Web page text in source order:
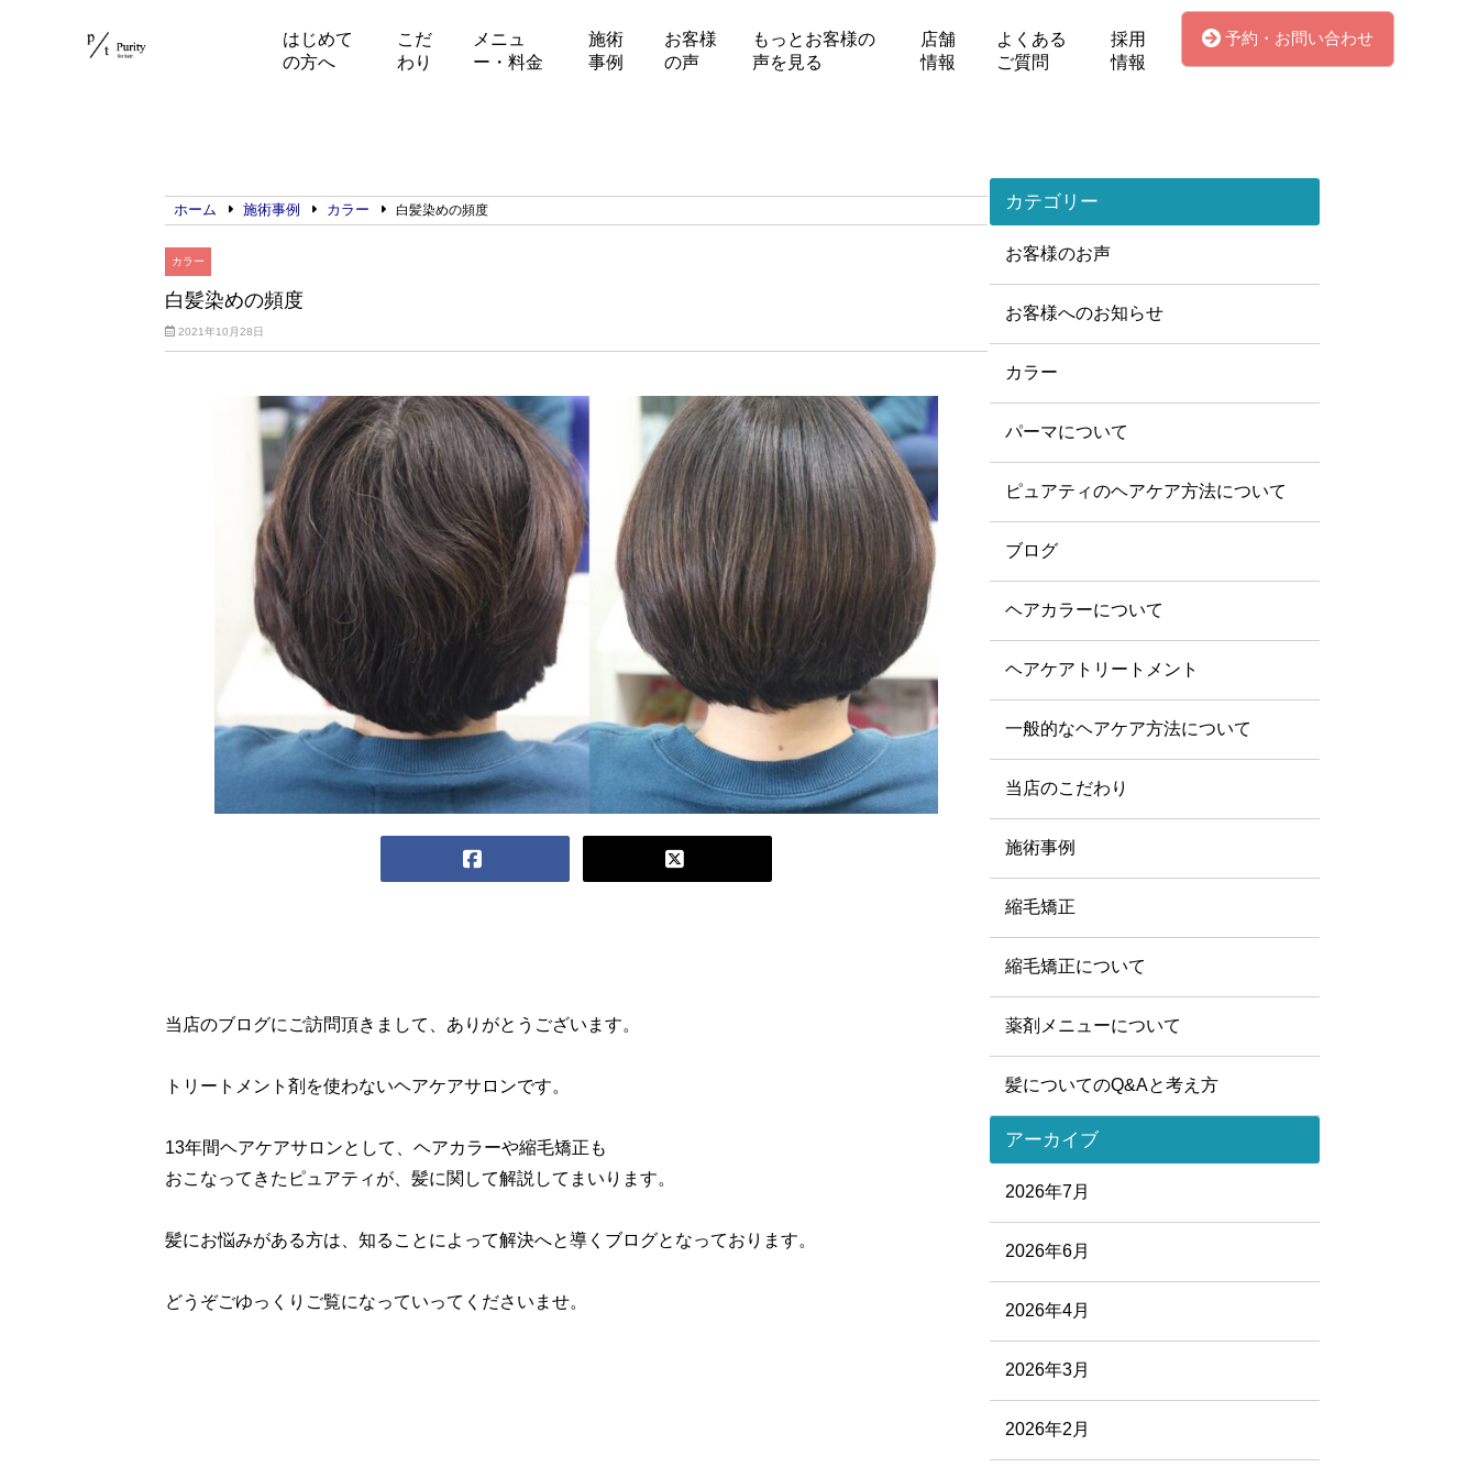
はじめて
の方へ
こだ
わり
メニュ
ー・料金
施術
事例
お客様
の声
もっとお客様の
声を見る
店舗
情報
よくある
ご質問
採用
情報
予約・お問い合わせ
ホーム 施術事例 カラー 白髪染めの頻度
カラー
白髪染めの頻度
2021年10月28日
当店のブログにご訪問頂きまして、ありがとうございます。
トリートメント剤を使わないヘアケアサロンです。
13年間ヘアケアサロンとして、ヘアカラーや縮毛矯正も
おこなってきたピュアティが、髪に関して解説してまいります。
髪にお悩みがある方は、知ることによって解決へと導くブログとなっております。
どうぞごゆっくりご覧になっていってくださいませ。
カテゴリー
お客様のお声
お客様へのお知らせ
カラー
パーマについて
ピュアティのヘアケア方法について
ブログ
ヘアカラーについて
ヘアケアトリートメント
一般的なヘアケア方法について
当店のこだわり
施術事例
縮毛矯正
縮毛矯正について
薬剤メニューについて
髪についてのQ&Aと考え方
アーカイブ
2026年7月
2026年6月
2026年4月
2026年3月
2026年2月